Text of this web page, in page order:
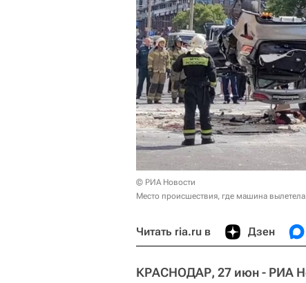
© РИА Новости
Место происшествия, где машина
Читать ria.ru в Дзен
КРАСНОДАР, 27 июн - РИА